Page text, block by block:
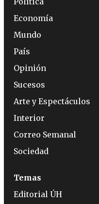
Economía
Mundo
País
Opinión
Sucesos
Arte y Espectáculos
Interior
Correo Semanal
Sociedad
Temas
Editorial ÚH